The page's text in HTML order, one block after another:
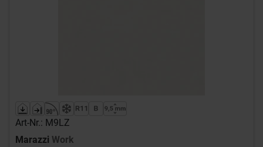
Art-Nr.: M9LZ
Marazzi Work